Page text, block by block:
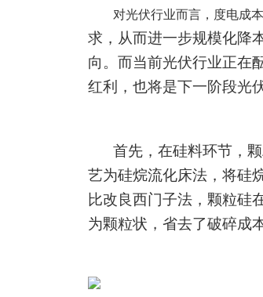
对光伏行业而言，度电成
求，从而进一步规模化降
向。而当前光伏行业正在
红利，也将是下一阶段光
首先，在硅料环节，
艺为硅烷流化床法，将硅
比改良西门子法，颗粒硅
为颗粒状，省去了破碎成